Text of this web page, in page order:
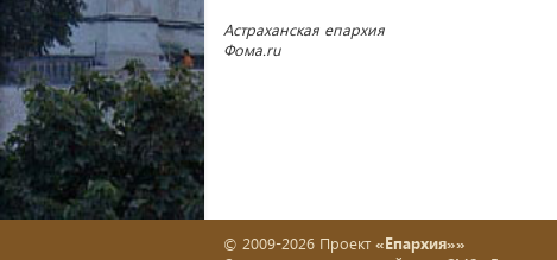
Астраханская епархия
Фома.ru
© 2009-2026 Проект «Епархия»»